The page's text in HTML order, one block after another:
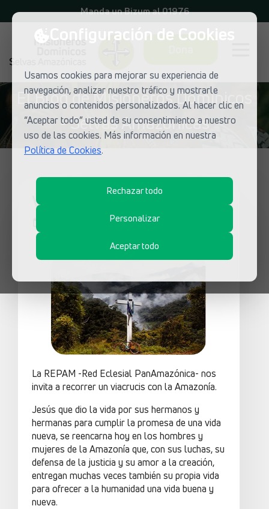
Configuración de Cookies
Usamos cookies para mejorar su experiencia de
navegación, analizar nuestro tráfico y mostrarle
anuncios o contenidos personalizados. Al hacer clic en
“Aceptar todo” usted da su consentimiento a nuestro
uso de las cookies. Más información en nuestra
Política de Cookies.
Rechazar todo
Personalizar
Aceptar todo
Manda un Bizum al 01976
El Blog de Misioneros Dominicos
- Selvas Amazónicas
Viacrucis con la Amazonía
15 de abril de 2019
La REPAM -Red Eclesial PanAmazónica- nos
invita a recorrer un viacrucis con la Amazonía.
Jesús que dio la vida por sus hermanos y
hermanas para cumplir la promesa de una vida
nueva, se reencarna hoy en los hombres y
mujeres de la Amazonía que, con sus luchas, su
defensa de la justicia y su amor a la creación,
entregan muchas veces también su propia vida
para ofrecer a la humanidad una vida buena y
nueva.